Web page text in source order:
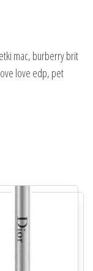
mac, burberry brit
love edp, pet